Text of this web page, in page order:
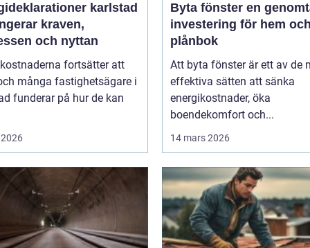
karlstad
kraven,
och nyttan
fortsätter att
många fastighetsägare i
funderar på hur de kan
Byta fönster en genomtänkt
investering för hem
plånbok
Att byta fönster är ett av de
effektiva sätten att sänka
energikostnader, öka
boendekomfort och...
14 mars 2026